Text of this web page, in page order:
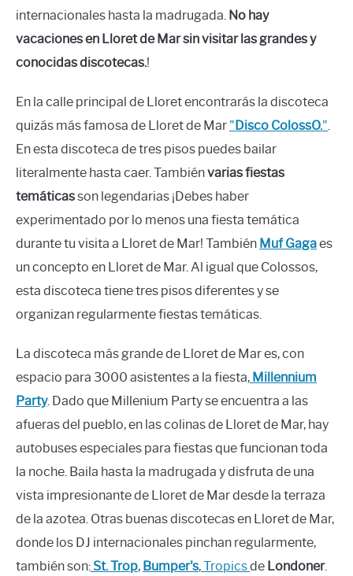
internacionales hasta la madrugada. No hay
vacaciones en Lloret de Mar sin visitar las grandes y
conocidas discotecas.!
En la calle principal de Lloret encontrarás la discoteca
quizás más famosa de Lloret de Mar "Disco ColossO.".
En esta discoteca de tres pisos puedes bailar
literalmente hasta caer. Tambiénvarias fiestas
temáticasson legendarias ¡Debes haber
experimentado por lo menos una fiesta temática
durante tu visita a Lloret de Mar! También Muf Gagaes
un concepto en Lloret de Mar. Al igual que Colossos,
esta discoteca tiene tres pisos diferentes y se
organizan regularmente fiestas temáticas.
La discoteca más grande de Lloret de Mar es, con
espacio para 3000 asistentes a la fiesta, Millennium
Party. Dado que Millenium Party se encuentra a las
afueras del pueblo, en las colinas de Lloret de Mar, hay
autobuses especiales para fiestas que funcionan toda
la noche. Baila hasta la madrugada y disfruta de una
vista impresionante de Lloret de Mar desde la terraza
de la azotea. Otras buenas discotecas en Lloret de Mar,
donde los DJ internacionales pinchan regularmente,
también son: St. Trop, Bumper's,Tropicsde Londoner.